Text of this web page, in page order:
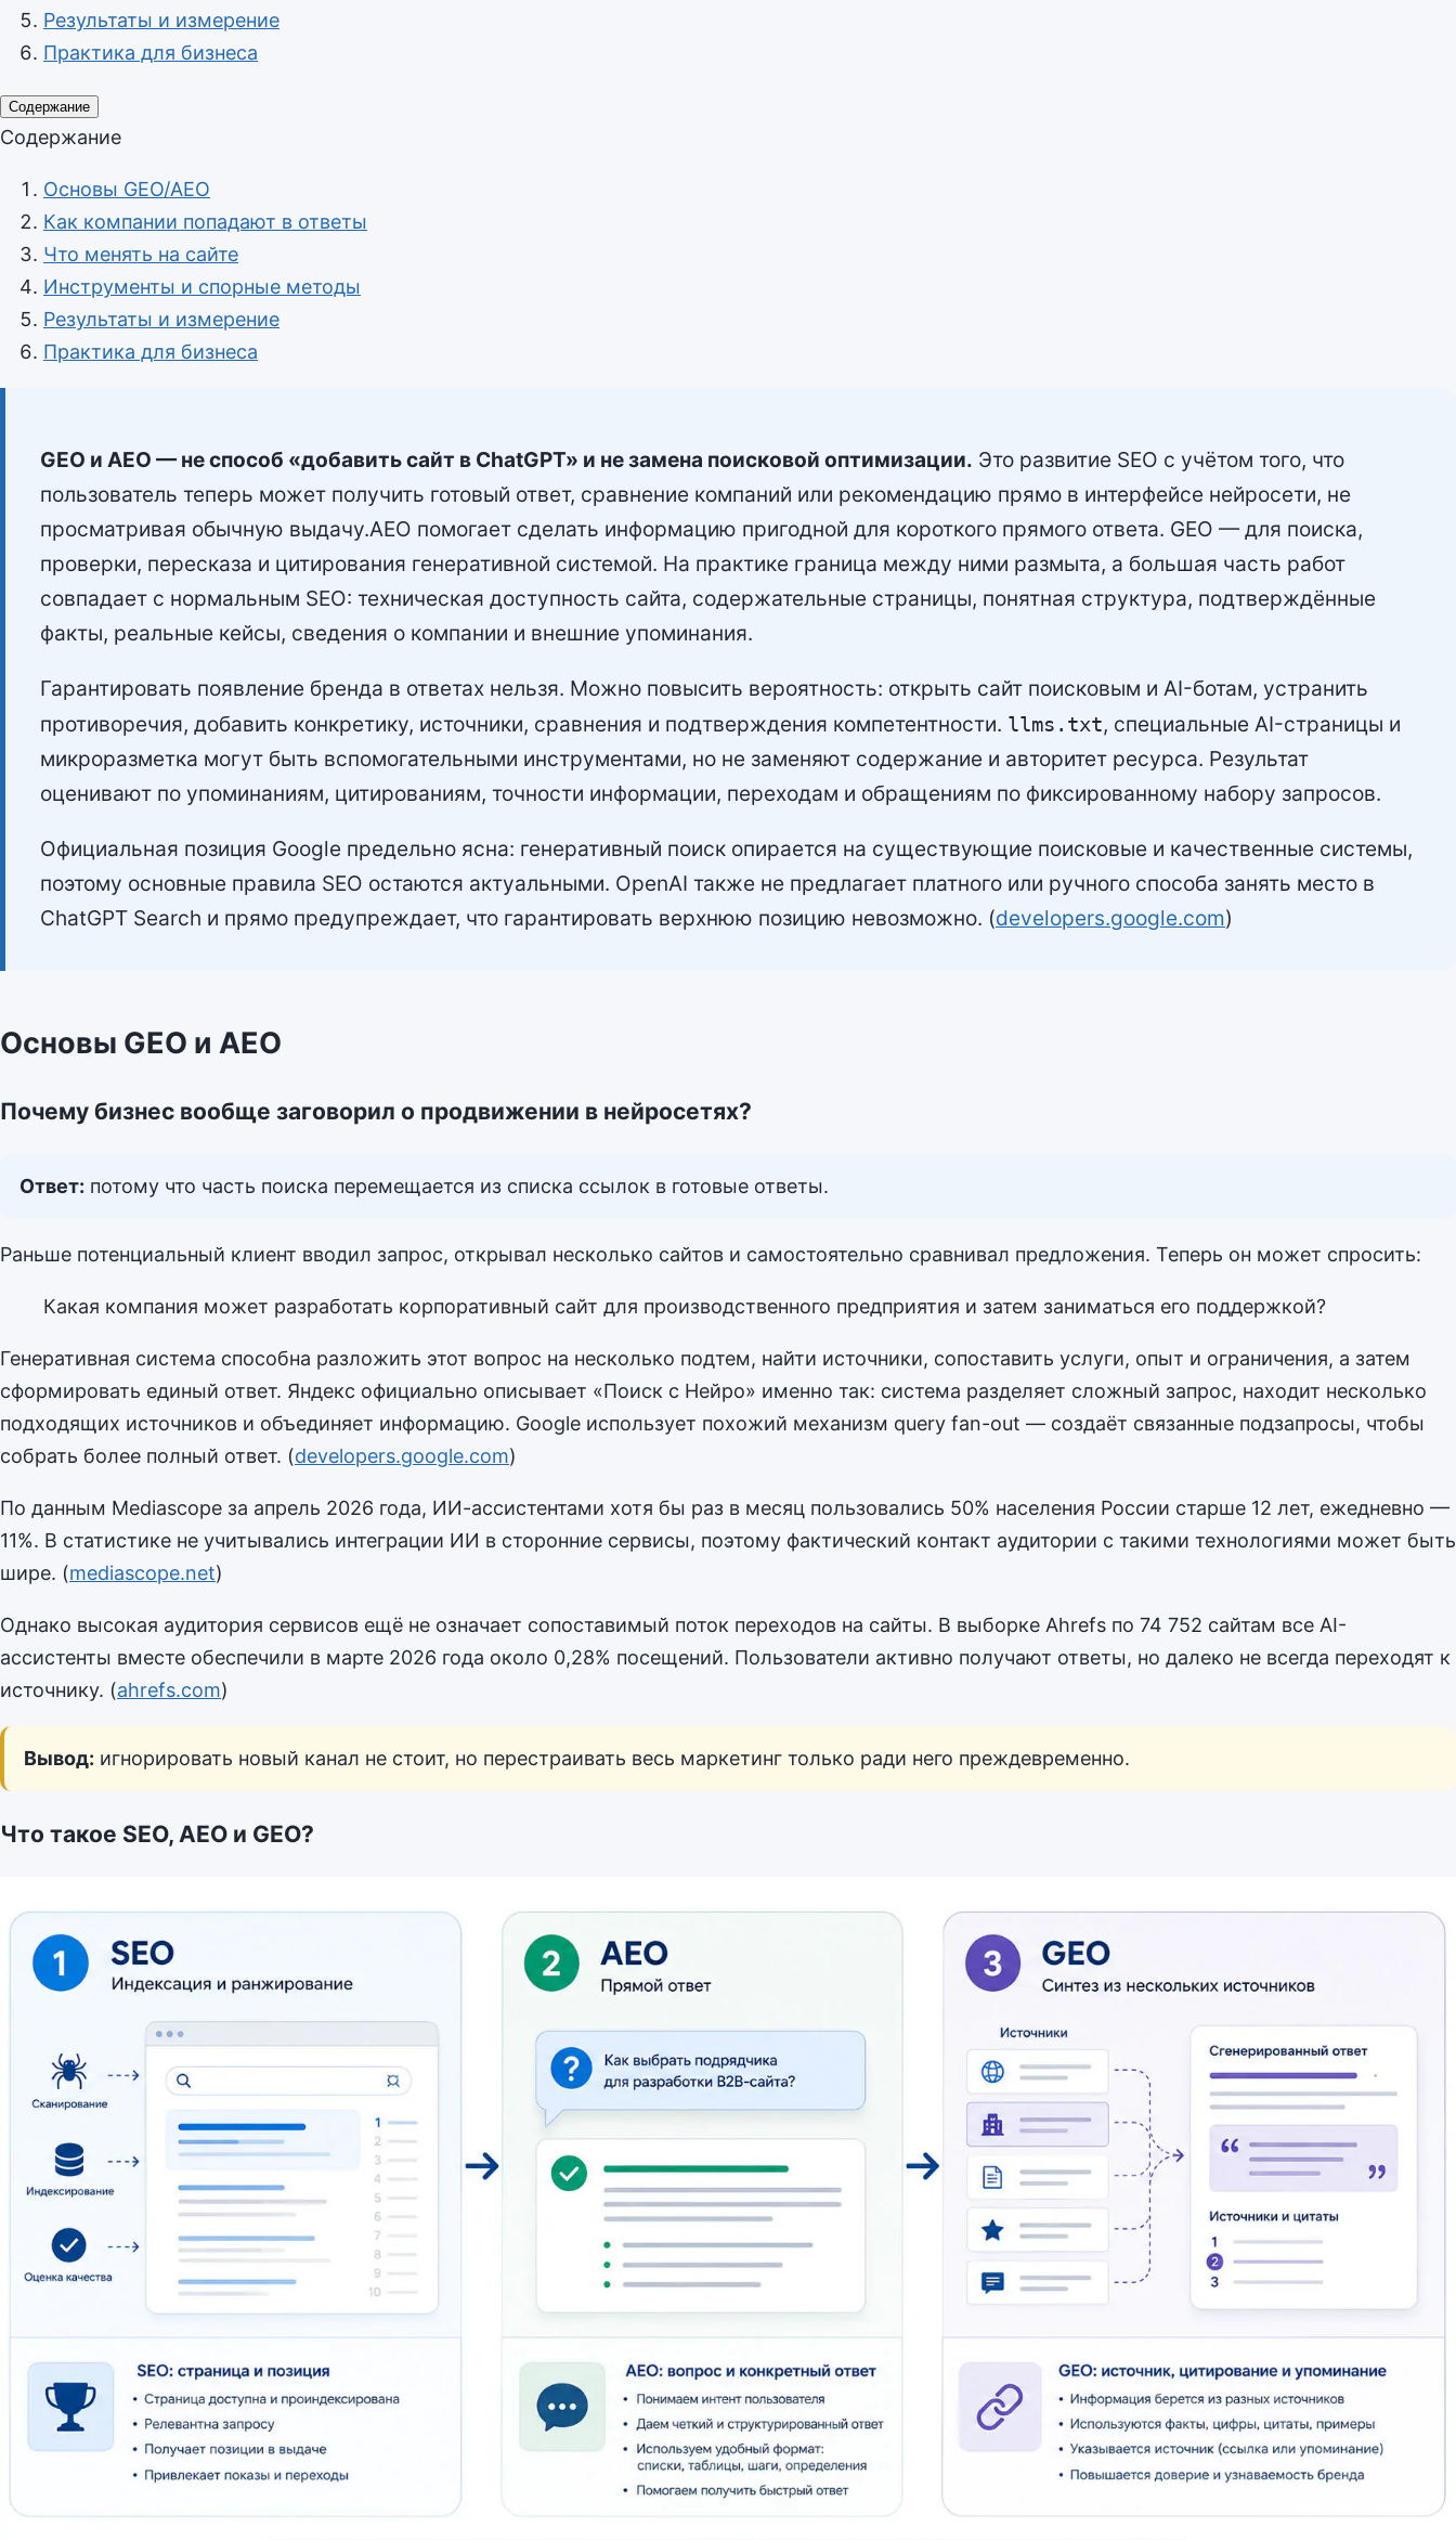
Результаты и измерение
Практика для бизнеса
Содержание
Содержание
Основы GEO/AEO
Как компании попадают в ответы
Что менять на сайте
Инструменты и спорные методы
Результаты и измерение
Практика для бизнеса
GEO и AEO — не способ «добавить сайт в ChatGPT» и не замена поисковой оптимизации. Это развитие SEO с учётом того, что
пользователь теперь может получить готовый ответ, сравнение компаний или рекомендацию прямо в интерфейсе нейросети, не
просматривая обычную выдачу.AEO помогает сделать информацию пригодной для короткого прямого ответа. GEO — для поиска,
проверки, пересказа и цитирования генеративной системой. На практике граница между ними размыта, а большая часть работ
совпадает с нормальным SEO: техническая доступность сайта, содержательные страницы, понятная структура, подтверждённые
факты, реальные кейсы, сведения о компании и внешние упоминания.
Гарантировать появление бренда в ответах нельзя. Можно повысить вероятность: открыть сайт поисковым и AI-ботам, устранить
противоречия, добавить конкретику, источники, сравнения и подтверждения компетентности. llms.txt, специальные AI-страницы и
микроразметка могут быть вспомогательными инструментами, но не заменяют содержание и авторитет ресурса. Результат
оценивают по упоминаниям, цитированиям, точности информации, переходам и обращениям по фиксированному набору запросов.
Официальная позиция Google предельно ясна: генеративный поиск опирается на существующие поисковые и качественные системы,
поэтому основные правила SEO остаются актуальными. OpenAI также не предлагает платного или ручного способа занять место в
ChatGPT Search и прямо предупреждает, что гарантировать верхнюю позицию невозможно. (developers.google.com)
Основы GEO и AEO
Почему бизнес вообще заговорил о продвижении в нейросетях?
Ответ: потому что часть поиска перемещается из списка ссылок в готовые ответы.
Раньше потенциальный клиент вводил запрос, открывал несколько сайтов и самостоятельно сравнивал предложения. Теперь он может спросить:
Какая компания может разработать корпоративный сайт для производственного предприятия и затем заниматься его поддержкой?
Генеративная система способна разложить этот вопрос на несколько подтем, найти источники, сопоставить услуги, опыт и ограничения, а затем
сформировать единый ответ. Яндекс официально описывает «Поиск с Нейро» именно так: система разделяет сложный запрос, находит несколько
подходящих источников и объединяет информацию. Google использует похожий механизм query fan-out — создаёт связанные подзапросы, чтобы
собрать более полный ответ. (developers.google.com)
По данным Mediascope за апрель 2026 года, ИИ-ассистентами хотя бы раз в месяц пользовались 50% населения России старше 12 лет, ежедневно —
11%. В статистике не учитывались интеграции ИИ в сторонние сервисы, поэтому фактический контакт аудитории с такими технологиями может быть
шире. (mediascope.net)
Однако высокая аудитория сервисов ещё не означает сопоставимый поток переходов на сайты. В выборке Ahrefs по 74 752 сайтам все AI-
ассистенты вместе обеспечили в марте 2026 года около 0,28% посещений. Пользователи активно получают ответы, но далеко не всегда переходят к
источнику. (ahrefs.com)
Вывод: игнорировать новый канал не стоит, но перестраивать весь маркетинг только ради него преждевременно.
Что такое SEO, AEO и GEO?